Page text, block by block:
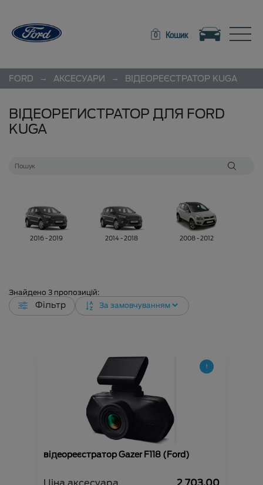
0 Кошик Toggle navigation
FORD → АКСЕСУАРИ → ВІДЕОРЕЄСТРАТОР KUGA
ВІДЕОРЕГИСТРАТОР ДЛЯ FORD
KUGA
2016 - 2019 2014 - 2018 2008 - 2012
Знайдено 3 пропозицій:
Фільтр
відеореєстратор Gazer F118 (Ford)